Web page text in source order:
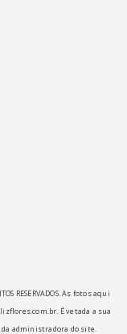
RESERVADOS. As fotos aqui
É vetada a sua
da administradora do site.